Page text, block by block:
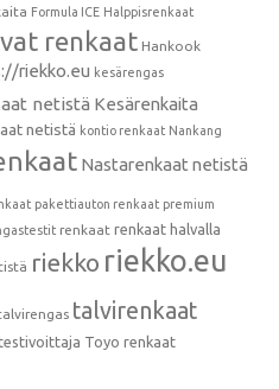
Formula ICE Halppisrenkaat
renkaat Hankook
riekko.eu kesärengas
netistä Kesärenkaita
netistä kontio renkaat Nankang
Nastarenkaat netistä
pakettiauton renkaat premium
renkaat renkaat halvalla
riekko riekko.eu
talvirenkaat
Toyo renkaat